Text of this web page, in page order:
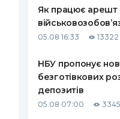
Як працює арешт
05.08 16:33 13322
НБУ пропонує
безготівкових
депозитів
05.08 07:00 3345